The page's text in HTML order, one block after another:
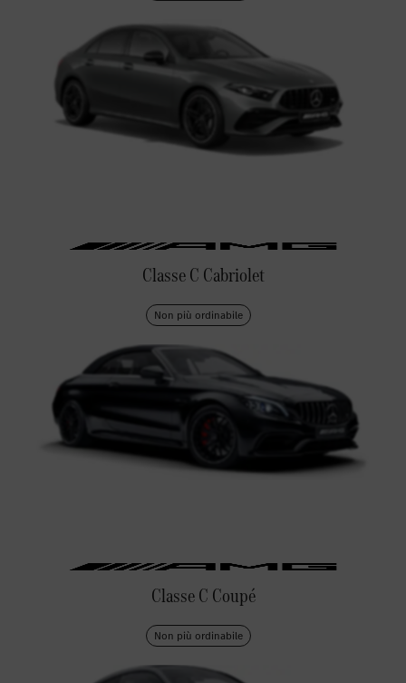
Classe C Cabriolet
Non più ordinabile
Classe C Coupé
Non più ordinabile